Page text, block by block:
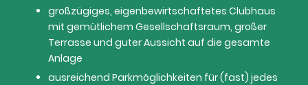
großzügiges, eigenbewirtschaftetes Clubhaus
mit gemütlichem Gesellschaftsraum, großer
Terrasse und guter Aussicht auf die gesamte
Anlage
ausreichend Parkmöglichkeiten für (fast) jedes